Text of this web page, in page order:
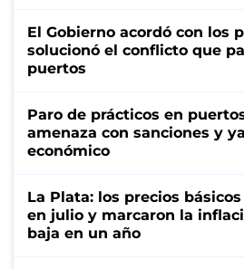
El Gobierno acordó con los
solucionó el conflicto que
puertos
Paro de prácticos en
amenaza con sanciones y
económico
La Plata: los precios
en julio y marcaron la
baja en un año